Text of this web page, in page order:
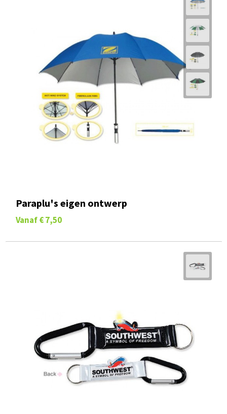
Paraplu's eigen ontwerp
Vanaf € 7,50